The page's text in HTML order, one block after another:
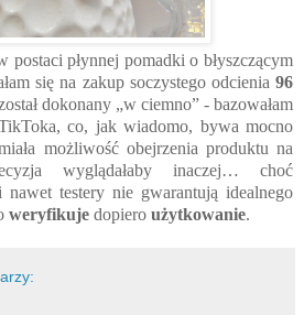
postaci płynnej pomadki o błyszczącym
się na zakup soczystego odcienia 96
dokonany „w ciemno” - bazowałam
co, jak wiadomo, bywa mocno
możliwość obejrzenia produktu na
wyglądałaby inaczej… choć
nawet testery nie gwarantują idealnego
weryfikuje dopiero użytkowanie.